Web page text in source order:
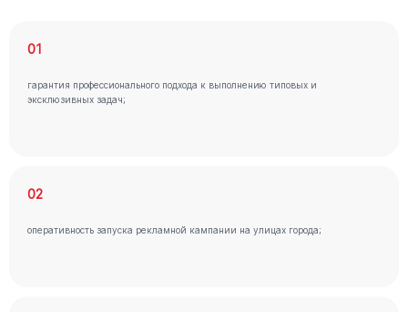
01
гарантия профессионального подхода к выполнению типовых и
эксклюзивных задач;
02
оперативность запуска рекламной кампании на улицах города;